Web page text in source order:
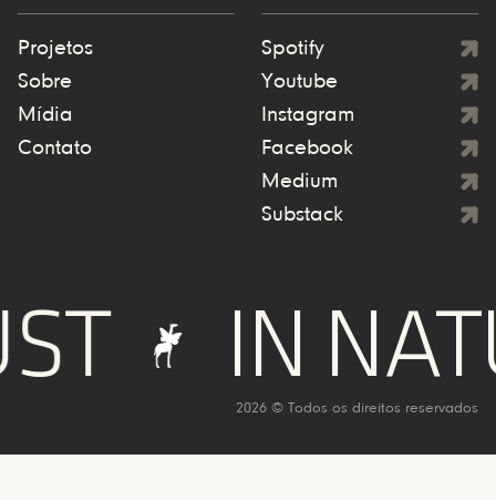
Projetos
Sobre
Mídia
Contato
Spotify
Youtube
Instagram
Facebook
Medium
Substack
IN
2026 © Todos os direitos reservados